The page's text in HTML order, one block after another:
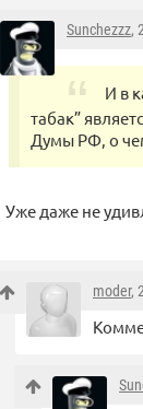
Sunchezzz,
И в
табак”
Думы РФ, о
Уже даже не
moder,